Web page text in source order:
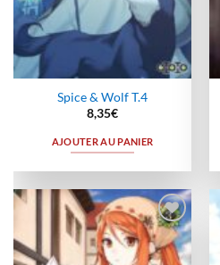
Spice & Wolf T.4
8,35€
AJOUTER AU PANIER
Ajouter
à la
wishlist